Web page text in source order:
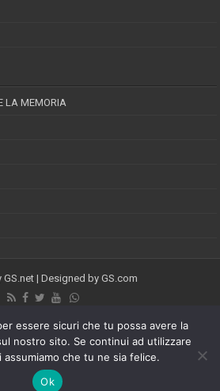
LA MEMORIA
GS.net | Designed by GS.com
reg. speciale della stampa n.08/2012
Maurizio Piccinino
al ROC n.22607
© Copyright 2026, All Rights Reserved
essere sicuri che tu possa avere la
nostro sito. Se continui ad utilizzare
che tu ne sia felice.
Ok